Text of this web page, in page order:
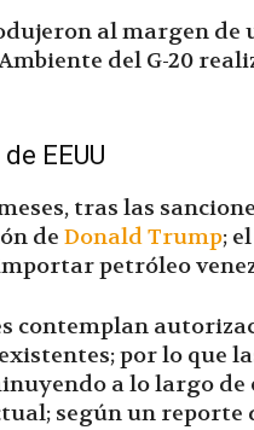
al margen de
del G-20
EEUU
tras las
de Donald Trump;
petróleo
contemplan
por lo que
a lo largo
según un